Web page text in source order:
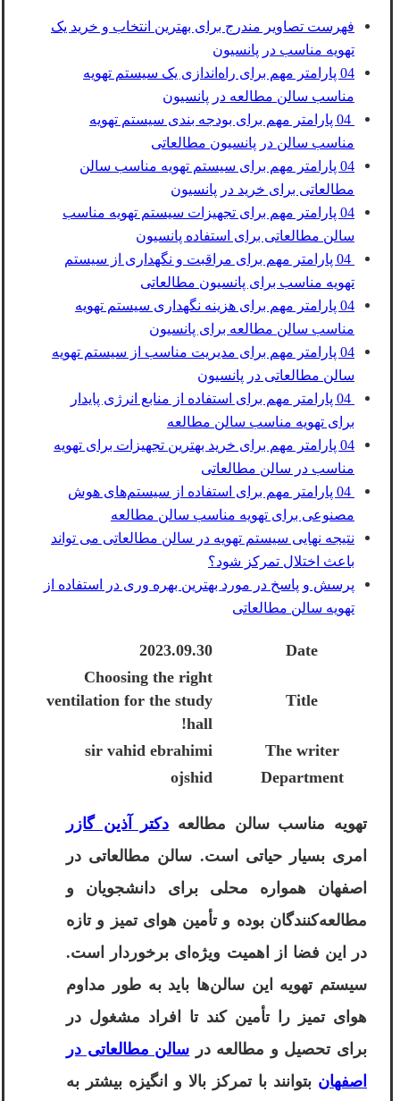
فهرست تصاویر مندرج برای بهترین انتخاب و خرید یک
تهویه مناسب در پانسیون
04 پارامتر مهم برای راه‌اندازی یک سیستم تهویه
مناسب سالن مطالعه در پانسیون
04 پارامتر مهم برای بودجه بندی سیستم تهویه
مناسب سالن در پانسیون مطالعاتی
04 پارامتر مهم برای سیستم تهویه مناسب سالن
مطالعاتی برای خرید در پانسیون
04 پارامتر مهم برای تجهیزات سیستم تهویه مناسب
سالن مطالعاتی برای استفاده پانسیون
04 پارامتر مهم برای مراقبت و نگهداری از سیستم
تهویه مناسب برای پانسیون مطالعاتی
04 پارامتر مهم برای هزینه نگهداری سیستم تهویه
مناسب سالن مطالعه برای پانسیون
04 پارامتر مهم برای مدیریت مناسب از سیستم تهویه
سالن مطالعاتی در پانسیون
04 پارامتر مهم برای استفاده از منابع انرژی پایدار
برای تهویه مناسب سالن مطالعه
04 پارامتر مهم برای خرید بهترین تجهیزات برای تهویه
مناسب در سالن مطالعاتی
04 پارامتر مهم برای استفاده از سیستم‌های هوش
مصنوعی برای تهویه مناسب سالن مطالعه
نتیجه نهایی سیستم تهویه در سالن مطالعاتی می تواند
باعث اختلال تمرکز شود؟
پرسش و پاسخ در مورد بهترین بهره وری در استفاده از
تهویه سالن مطالعاتی
Date
2023.09.30
Title
Choosing the right
ventilation for the study
hall!
The writer
sir vahid ebrahimi
Department
ojshid
تهویه مناسب سالن مطالعه دکتر آذین گازر
امری بسیار حیاتی است. سالن مطالعاتی در
اصفهان همواره محلی برای دانشجویان و
مطالعه‌کنندگان بوده و تأمین هوای تمیز و تازه
در این فضا از اهمیت ویژه‌ای برخوردار است.
سیستم تهویه این سالن‌ها باید به طور مداوم
هوای تمیز را تأمین کند تا افراد مشغول در
برای تحصیل و مطالعه در سالن مطالعاتی در
اصفهان بتوانند با تمرکز بالا و انگیزه بیشتر به